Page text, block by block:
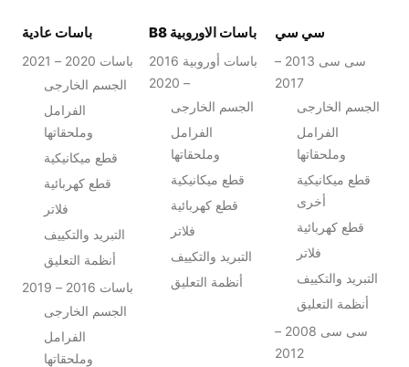
باسات عادية
باسات 2020 – 2021
الجسم الخارجى
الفرامل
وملحقاتها
قطع ميكانيكية
قطع كهربائية
فلاتر
التبريد والتكييف
أنظمة التعليق
باسات 2016 – 2019
الجسم الخارجى
الفرامل
وملحقاتها
B8 باسات الاوروبية
باسات أوروبية 2016
– 2020
الجسم الخارجى
الفرامل
وملحقاتها
قطع ميكانيكية
قطع كهربائية
فلاتر
التبريد والتكييف
أنظمة التعليق
سي سي
سى سى 2013 –
2017
الجسم الخارجى
الفرامل
وملحقاتها
قطع ميكانيكية
أخرى
قطع كهربائية
فلاتر
التبريد والتكييف
أنظمة التعليق
سى سى 2008 –
2012